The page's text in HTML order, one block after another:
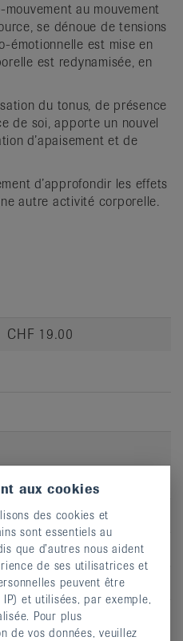
au mouvement
se dénoue de tensions
émotionnelle est mise en
est redynamisée, en
du tonus, de présence
de soi, apporte un nouvel
d’apaisement et de
d’approfondir les effets
autre activité corporelle.
CHF 19.00
Rue des Avouilons 1
aux cookies
des cookies et
sont essentiels au
que d’autres nous aident
de ses utilisatrices et
peuvent être
et utilisées, par exemple,
Pour plus
de vos données, veuillez